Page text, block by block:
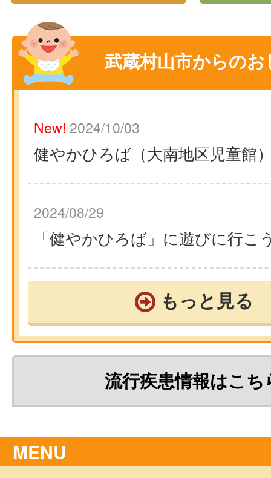
武蔵村山市からの
New! 2024/10/03
健やかひろば（大南地区児童館
2024/08/29
「健やかひろば」に遊びに行こ
もっと見る
流行疾患情報はこち
MENU